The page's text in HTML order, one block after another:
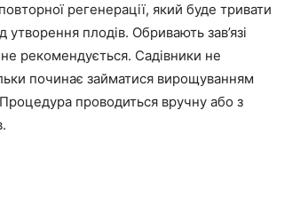
регенерації, який буде тривати
плодів. Обривають зав’язі
рекомендується. Садівники не
починає займатися вирощуванням
проводиться вручну або з